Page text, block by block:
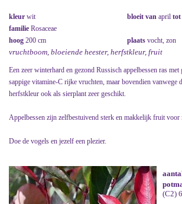
kleur wit bloeit van april tot
familie Rosaceae
hoog 200 cm plaats vocht, zon
vruchtboom, bloeiende heester, herfstkleur, fruit
Een zeer winterhard en gezond Russisch appelbessen ras met
sappige vitamine-C rijke vruchten, maar bovendien vanwege
herfstkleur ook als sierplant zeer geschikt.
Appelbessen zijn zelfbestuivend sterk en makkelijk fruit voor
Doe de vogels en jezelf een plezier.
(C2)